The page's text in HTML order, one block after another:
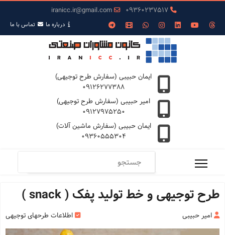
09360237517
iranicc.ir@gmail.com
درباره ما تمـاس با ما
ایمان حبیبی (سفارش طرح توجیهی)
09126277388
امیر حبیبی (سفارش طرح توجیهی)
09127975250
ایمان حبیبی (سفارش ماشین آلات)
09360555304
طرح توجیهی و خط تولید پفک ( snack )
امیر حبیبی اطلاعات طرحهای توجیهی